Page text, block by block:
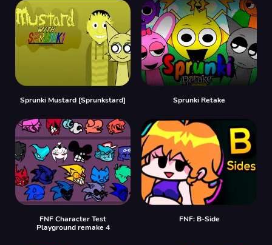
Sprunki Mustard [Sprunkstard] Sprunki Retake
FNF Character Test
Playground remake 4
FNF: B-Side